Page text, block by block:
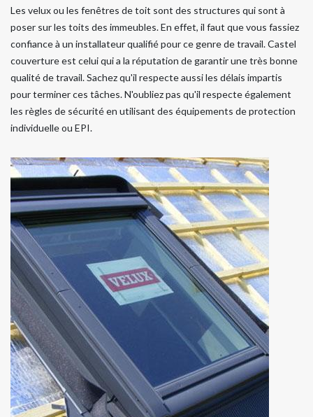
Les velux ou les fenêtres de toit sont des structures qui sont à
poser sur les toits des immeubles. En effet, il faut que vous fassiez
confiance à un installateur qualifié pour ce genre de travail. Castel
couverture est celui qui a la réputation de garantir une très bonne
qualité de travail. Sachez qu'il respecte aussi les délais impartis
pour terminer ces tâches. N'oubliez pas qu'il respecte également
les règles de sécurité en utilisant des équipements de protection
individuelle ou EPI.